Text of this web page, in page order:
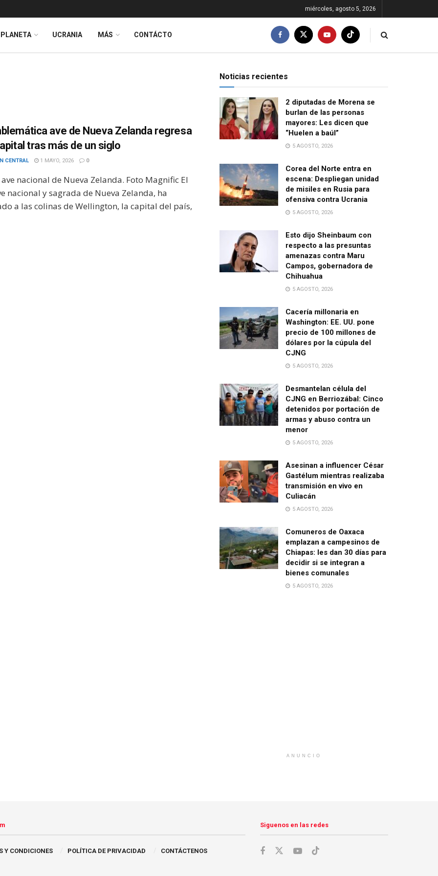
miércoles, agosto 5, 2026
PLANETA UCRANIA MÁS CONTÁCTO
ave de Nueva Zelanda regresa
tras más de un siglo
CENTRAL 1 MAYO, 2026 0
nacional de Nueva Zelanda. Foto Magnific El
nacional y sagrada de Nueva Zelanda, ha
a las colinas de Wellington, la capital del país,
Noticias recientes
2 diputadas de Morena se
burlan de las personas
mayores: Les dicen que
“Huelen a baúl”
5 AGOSTO, 2026
Corea del Norte entra en
escena: Despliegan unidad
de misiles en Rusia para
ofensiva contra Ucrania
5 AGOSTO, 2026
Esto dijo Sheinbaum con
respecto a las presuntas
amenazas contra Maru
Campos, gobernadora de
Chihuahua
5 AGOSTO, 2026
Cacería millonaria en
Washington: EE. UU. pone
precio de 100 millones de
dólares por la cúpula del
CJNG
5 AGOSTO, 2026
Desmantelan célula del
CJNG en Berriozábal: Cinco
detenidos por portación de
armas y abuso contra un
menor
5 AGOSTO, 2026
Asesinan a influencer César
Gastélum mientras realizaba
transmisión en vivo en
Culiacán
5 AGOSTO, 2026
Comuneros de Oaxaca
emplazan a campesinos de
Chiapas: les dan 30 días para
decidir si se integran a
bienes comunales
5 AGOSTO, 2026
ANUNCIO
Y CONDICIONES POLÍTICA DE PRIVACIDAD CONTÁCTENOS
Siguenos en las redes